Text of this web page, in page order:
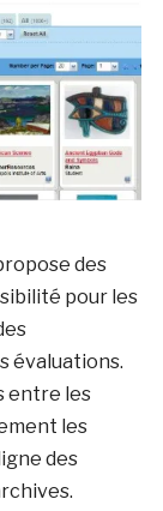
des
pour les
évaluations.
entre les
les
des